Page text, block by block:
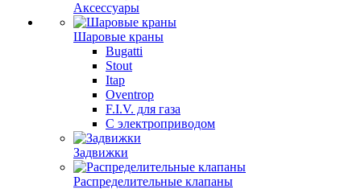
Аксессуары
Шаровые краны
Bugatti
Stout
Itap
Oventrop
F.I.V. для газа
С электроприводом
Задвижки
Распределительные клапаны